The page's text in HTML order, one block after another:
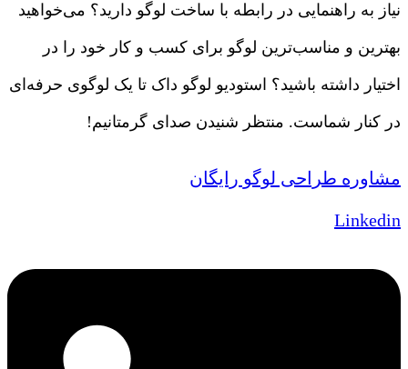
نیاز به راهنمایی در رابطه با ساخت لوگو دارید؟ می‌خواهید
بهترین و مناسب‌ترین لوگو برای کسب و کار خود را در
اختیار داشته باشید؟ استودیو لوگو داک تا یک لوگوی حرفه‌ای
در کنار شماست. منتظر شنیدن صدای گرمتانیم!
مشاوره طراحی لوگو رایگان
Linkedin